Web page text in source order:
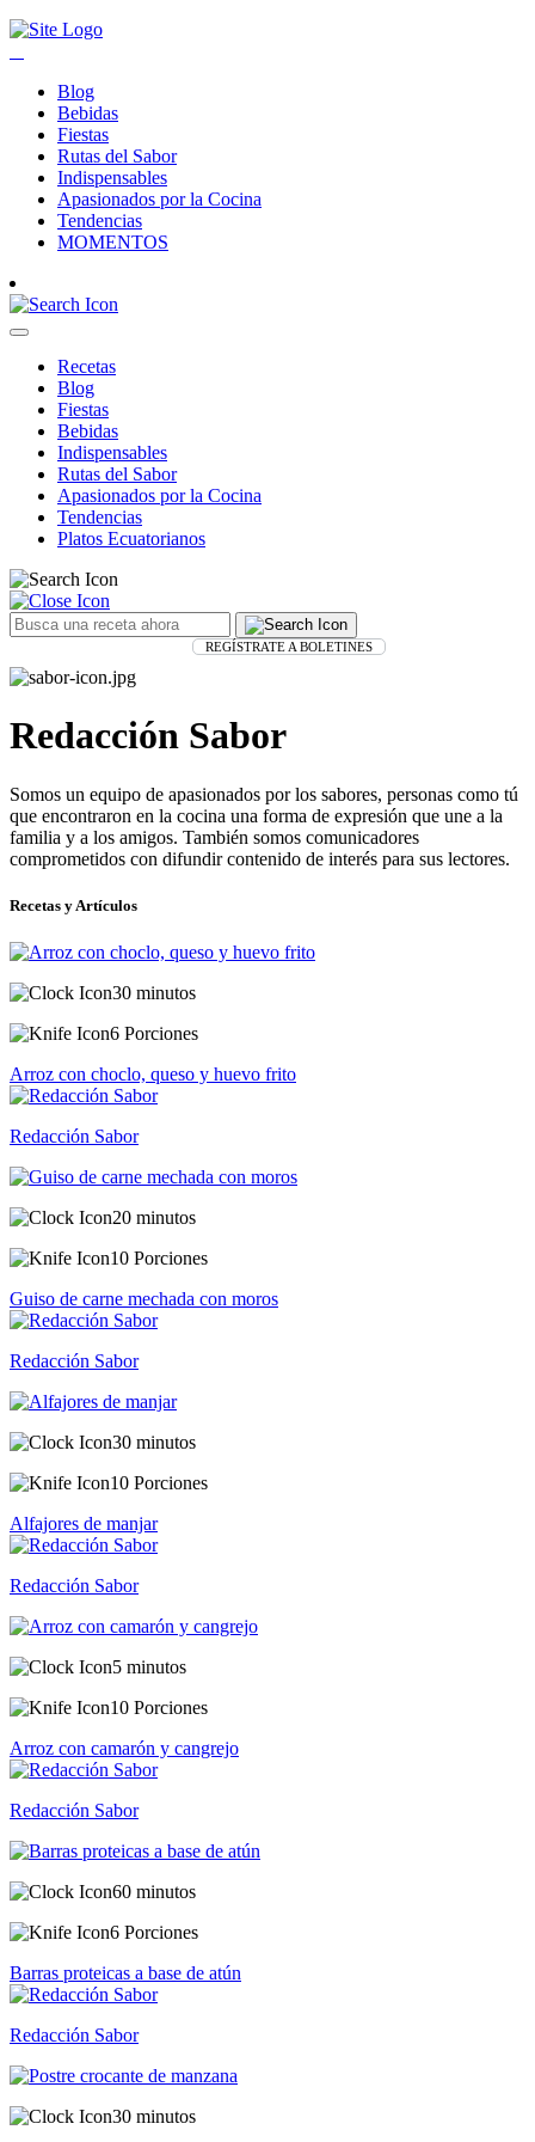
Blog
Bebidas
Fiestas
Rutas del Sabor
Indispensables
Apasionados por la Cocina
Tendencias
MOMENTOS
Recetas
Blog
Fiestas
Bebidas
Indispensables
Rutas del Sabor
Apasionados por la Cocina
Tendencias
Platos Ecuatorianos
REGÍSTRATE A BOLETINES
Redacción Sabor
Somos un equipo de apasionados por los sabores, personas como tú
que encontraron en la cocina una forma de expresión que une a la
familia y a los amigos. También somos comunicadores
comprometidos con difundir contenido de interés para sus lectores.
Recetas y Artículos
30 minutos
6 Porciones
Arroz con choclo, queso y huevo frito
Redacción Sabor
20 minutos
10 Porciones
Guiso de carne mechada con moros
Redacción Sabor
30 minutos
10 Porciones
Alfajores de manjar
Redacción Sabor
5 minutos
10 Porciones
Arroz con camarón y cangrejo
Redacción Sabor
60 minutos
6 Porciones
Barras proteicas a base de atún
Redacción Sabor
30 minutos